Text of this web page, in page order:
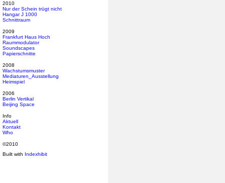
2010
Nur der Schein trügt nicht
Hangar J 1000
Schnittraum
2009
Frankfurt Haus Hoch
Raummodulator
Soundscapes
Papierschnitte
2008
Wachstumsmuster
Mediaturen_Ausstellung
Heimspiel
2006
Berlin Vertikal
Beijing Space
Info
Aktuell
Kontakt
Who
©2010
Built with Indexhibit